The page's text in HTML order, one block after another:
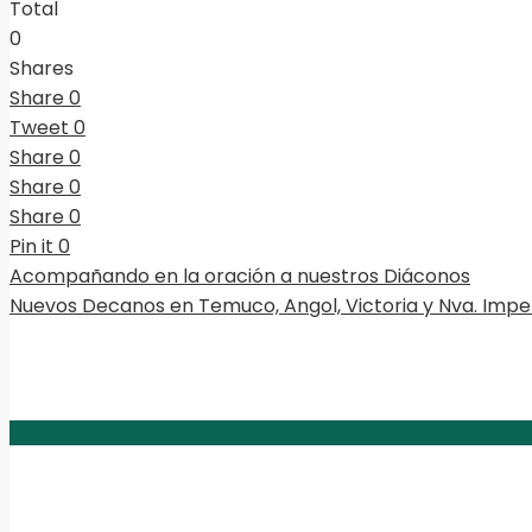
Total
0
Shares
Share0
Tweet 0
Share0
Share0
Share0
Pin it 0
Acompañando en la oración a nuestros Diáconos
Nuevos Decanos en Temuco, Angol, Victoria y Nva.